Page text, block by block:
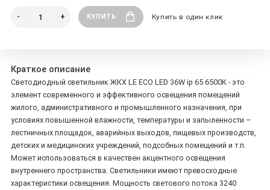
КУПИТЬ Купить в один клик
Краткое описание
Светодиодный светильник ЖКХ LE ECO LED 36W ip 65 6500К - это
элемент современного и эффективного освещения помещений
жилого, административного и промышленного назначения, при
условиях повышенной влажности, температуры и запыленности –
лестничных площадок, аварийных выходов, пищевых производств,
детских и медицинских учреждений, подсобных помещений и т.п.
Может использоваться в качествен акцентного освещения
внутреннего пространства. Светильники имеют превосходные
характеристики освещения. Мощность светового потока 3240